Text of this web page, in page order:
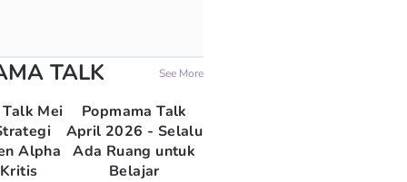
TALK See More
Mei
Alpha
Popmama Talk
April 2026 - Selalu
Ada Ruang untuk
Belajar